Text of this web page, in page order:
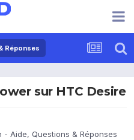
Réponses
sur HTC Desire
- Aide, Questions & Réponses